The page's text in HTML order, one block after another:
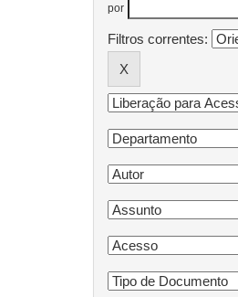
por
Filtros correntes: